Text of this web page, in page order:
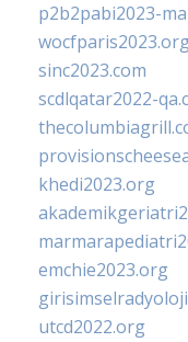
p2b2pabi2023-
sinc2023.com
scdlqatar2022-
khedi2023.org
emchie2023.org
utcd2022.org